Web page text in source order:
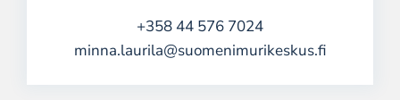
+358 44 576 7024
minna.laurila@suomenimurikeskus.fi